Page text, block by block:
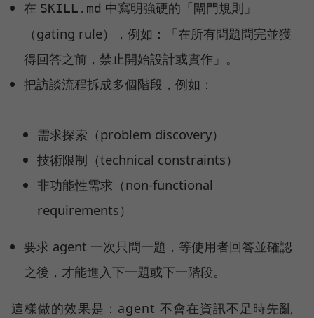
在 SKILL.md 中寫明強硬的「閘門規則」
（gating rule），例如：「在所有問題問完並獲
得回答之前，禁止開始設計或實作」。
把訪談流程拆成多個階段，例如：
需求探索（problem discovery）
技術限制（technical constraints）
非功能性需求（non-functional
requirements）
要求 agent 一次只問一題，等使用者回答並確認
之後，才能進入下一題或下一階段。
這樣做的效果是：agent 不會在資訊不足時先亂